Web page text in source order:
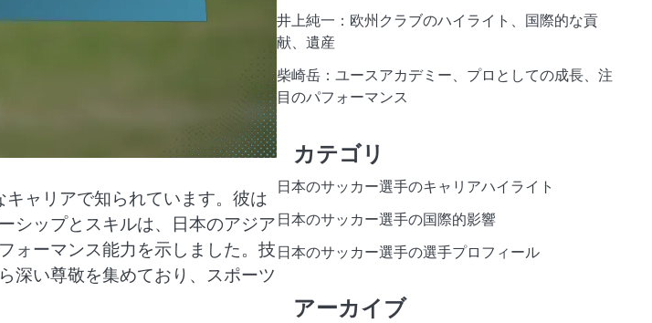
ャリアで知られています。彼は
シップとスキルは、日本のアジア
ォーマンス能力を示しました。技
深い尊敬を集めており、スポーツ
井上純一：欧州クラブのハイライト、国際的な貢
献、遺産
柴崎岳：ユースアカデミー、プロとしての成長、注
目のパフォーマンス
カテゴリ
日本のサッカー選手のキャリアハイライト
日本のサッカー選手の国際的影響
日本のサッカー選手の選手プロフィール
アーカイブ